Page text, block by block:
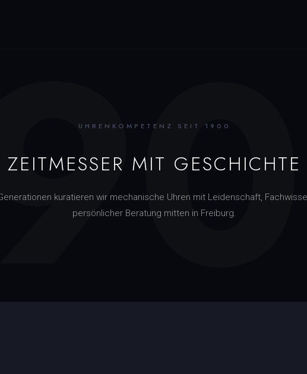
UHRENKOMPETENZ SEIT 1900
ZEITMESSER MIT GESCHICHTE
kuratieren wir mechanische Uhren mit Leidenschaft,
persönlicher Beratung mitten in Freiburg.